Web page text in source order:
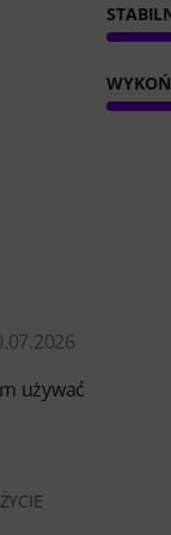
używać